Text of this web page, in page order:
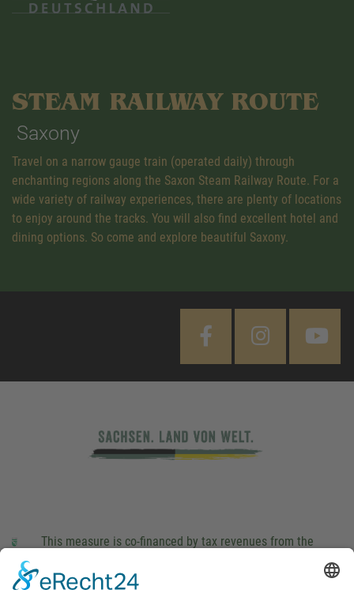
STEAM RAILWAY ROUTE
Saxony
Travel on a narrow gauge train (operated daily) through
enchanting regions along the Saxon Steam Railway Route. For a
wide variety of railway experiences, there are plenty of locations
to enjoy around the tracks. You will also find excellent hotel and
dining options. So come and explore beautiful Saxony.
This measure is co-financed by tax revenues from the
Landtag (parliament).